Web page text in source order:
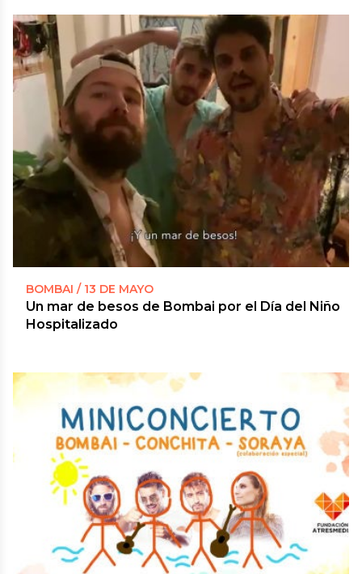
BOMBAI / 13 DE MAYO
Un mar de besos de Bombai por el Día del Niño
Hospitalizado